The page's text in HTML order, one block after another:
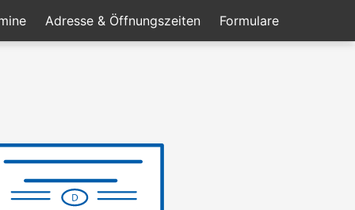
Adresse & Öffnungszeiten Formulare